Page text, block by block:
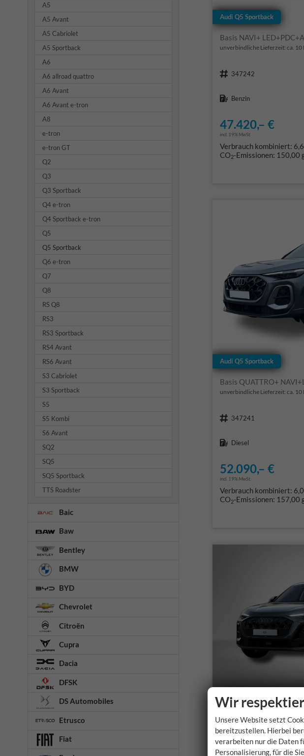
Audi Q5 Sportback
Basis NAVI+
unverbindliche Lieferzeit: ca. 10
347242
Benzin
47.420,– €
incl. 19% MwSt.
Verbrauch kombiniert:
CO2-Emissionen: 150,00
Audi Q5 Sportback
unverbindliche Lieferzeit: ca. 10
347241
Diesel
52.090,– €
incl. 19% MwSt.
Verbrauch kombiniert:
CO2-Emissionen: 157,00
Audi Q5 Sportback
S line 2.0 TFSI 7-Gang
A5
A5 Avant
A5 Cabriolet
A5 Sportback
A6
A6 allroad quattro
A6 Avant
A6 Avant e-tron
A8
e-tron
e-tron GT
Q2
Q3
Q3 Sportback
Q4 e-tron
Q4 Sportback e-tron
Q5
Q5 Sportback
Q6 e-tron
Q7
Q8
RS Q8
RS3
RS3 Sportback
RS4 Avant
RS6 Avant
S3 Cabriolet
S3 Sportback
S5
S5 Kombi
S6 Avant
SQ2
SQ5
SQ5 Sportback
TTS Roadster
Baic
Baw
Bentley
BMW
BYD
Chevrolet
Citroën
Cupra
Dacia
DFSK
DS Automobiles
Etrusco
Fiat
Wir
Unsere Website setzt
bereitzustellen. Hierbei
verarbeiten nur die Daten
Personalisierung, für die